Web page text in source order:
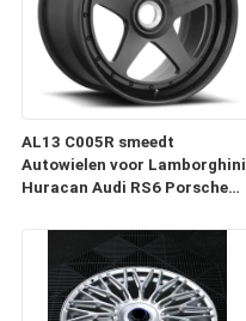
AL13 C005R smeedt
Autowielen voor Lamborghini
Huracan Audi RS6 Porsche